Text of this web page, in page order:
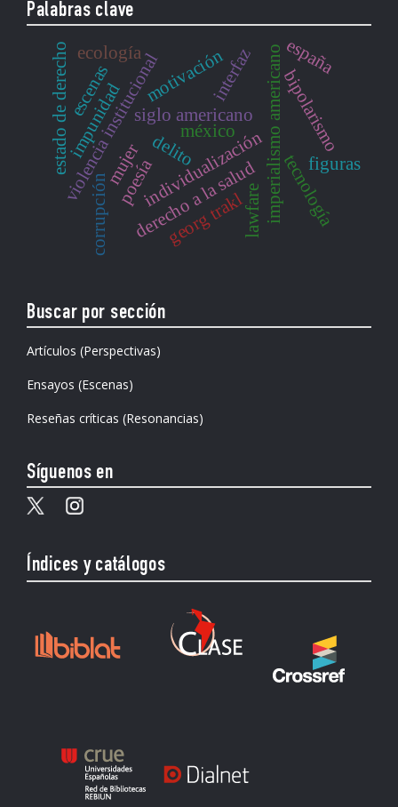
Palabras clave
siglo americano imperialismo americano
individualización
mujer
violencia institucionaldelito
estado de derecho
corrupción
impunidad
derecho a la salud
motivación
poesía
georg trakl
bipolarismo
lawfare
interfaz
tecnología
ecología
méxico
españa
figuras
escenas
Buscar por sección
Artículos (Perspectivas)
Ensayos (Escenas)
Reseñas críticas (Resonancias)
Síguenos en
Índices y catálogos